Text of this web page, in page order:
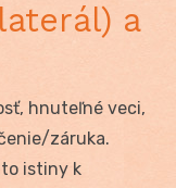
a
hnuteľné veci,
záruka.
istiny k